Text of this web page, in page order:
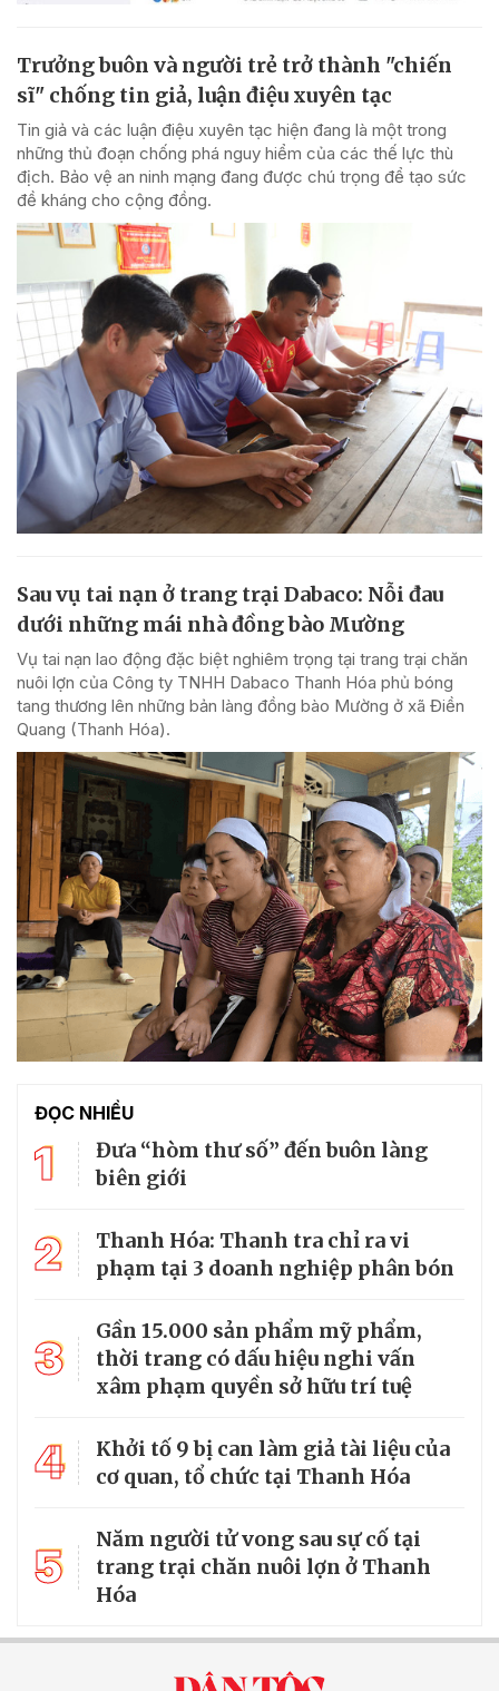
Trưởng buôn và người trẻ trở thành "chiến
sĩ" chống tin giả, luận điệu xuyên tạc
Tin giả và các luận điệu xuyên tạc hiện đang là một trong
những thủ đoạn chống phá nguy hiểm của các thế lực thù
địch. Bảo vệ an ninh mạng đang được chú trọng để tạo sức
đề kháng cho cộng đồng.
Sau vụ tai nạn ở trang trại Dabaco: Nỗi đau
dưới những mái nhà đồng bào Mường
Vụ tai nạn lao động đặc biệt nghiêm trọng tại trang trại chăn
nuôi lợn của Công ty TNHH Dabaco Thanh Hóa phủ bóng
tang thương lên những bản làng đồng bào Mường ở xã Điền
Quang (Thanh Hóa).
ĐỌC NHIỀU
1
Đưa “hòm thư số” đến buôn làng
biên giới
2
Thanh Hóa: Thanh tra chỉ ra vi
phạm tại 3 doanh nghiệp phân bón
3
Gần 15.000 sản phẩm mỹ phẩm,
thời trang có dấu hiệu nghi vấn
xâm phạm quyền sở hữu trí tuệ
4
Khởi tố 9 bị can làm giả tài liệu của
cơ quan, tổ chức tại Thanh Hóa
5
Năm người tử vong sau sự cố tại
trang trại chăn nuôi lợn ở Thanh
Hóa